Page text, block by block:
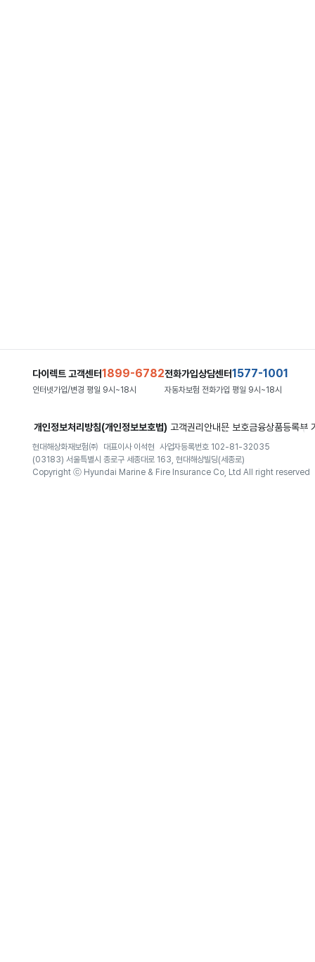
다이렉트 고객센터1899-6782
인터넷가입/변경 평일 9시~18시
전화가입상담센터1577-1001
자동차보험 전화가입 평일 9시~18시
개인정보처리방침(개인정보보호법) 고객권리안내문 보호금융상품등록부
현대해상화재보험㈜ 대표이사 이석현 사업자등록번호 102-81-32035
(03183) 서울특별시 종로구 세종대로 163, 현대해상빌딩(세종로)
Copyright ⓒ Hyundai Marine & Fire Insurance Co, Ltd All right reserved